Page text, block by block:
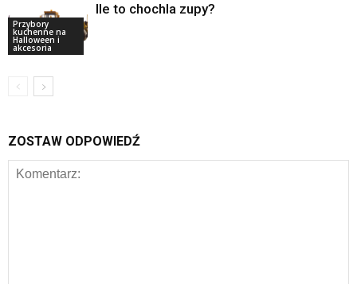
Przybory
kuchenne na
Halloween i
akcesoria
Ile to chochla zupy?
ZOSTAW ODPOWIEDŹ